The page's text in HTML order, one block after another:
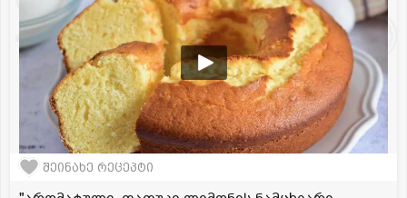
შეინახე რეცეპტი